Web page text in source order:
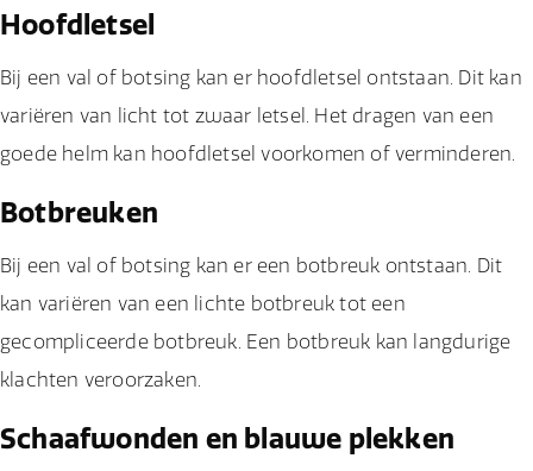
Hoofdletsel
Bij een val of botsing kan er hoofdletsel ontstaan. Dit kan
variëren van licht tot zwaar letsel. Het dragen van een
goede helm kan hoofdletsel voorkomen of verminderen.
Botbreuken
Bij een val of botsing kan er een botbreuk ontstaan. Dit
kan variëren van een lichte botbreuk tot een
gecompliceerde botbreuk. Een botbreuk kan langdurige
klachten veroorzaken.
Schaafwonden en blauwe plekken